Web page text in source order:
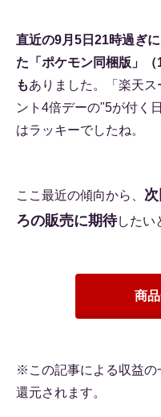
直近の9月5日21時過ぎ
た「ポケモン同梱版」
もありました。「楽天
ント4倍デーの"5が付く
はラッキーでしたね。
ここ最近の傾向から、
ろの販売に期待したい
商
※この記事による収益の
還元されます。